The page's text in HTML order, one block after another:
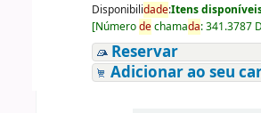
Disponibilidade:Itens
[Númerodechamada:341.3787
Reservar
Adicionar ao seu